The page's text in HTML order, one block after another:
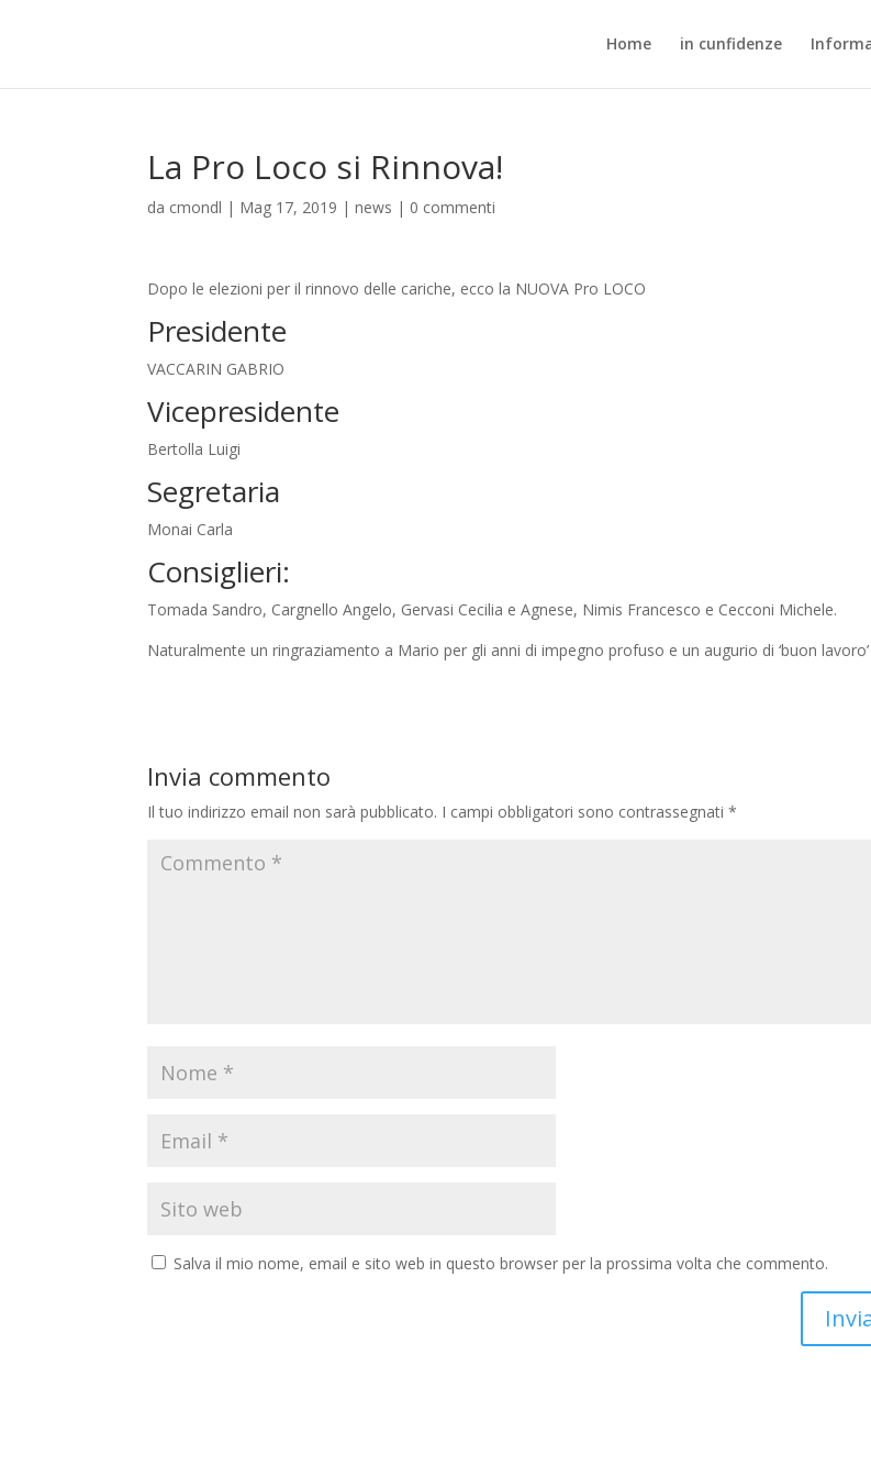
Home in cunfidenze
La Pro Loco si Rinnova!
da cmondl | Mag 17, 2019 |news | 0 commenti
Dopo le elezioni per il rinnovo delle cariche, ecco la NUOVA Pro LOCO
Presidente
VACCARIN GABRIO
Vicepresidente
Bertolla Luigi
Segretaria
Monai Carla
Consiglieri:
Tomada Sandro, Cargnello Angelo, Gervasi Cecilia e Agnese, Nimis Francesco e Cecconi Michele.
Naturalmente un ringraziamento a Mario per gli anni di impegno profuso e un augurio di ‘buon lavoro’
Invia commento
Il tuo indirizzo email non sarà pubblicato. I campi obbligatori sono contrassegnati*
Salva il mio nome, email e sito web in questo browser per la prossima volta che commento.